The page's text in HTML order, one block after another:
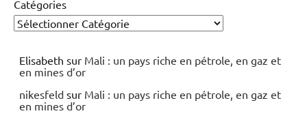
Catégories
Elisabeth sur Mali : un pays riche en pétrole, en gaz et
en mines d’or
nikesfeld sur Mali : un pays riche en pétrole, en gaz et
en mines d’or